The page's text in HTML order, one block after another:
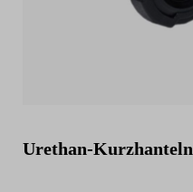
Urethan-Kurzhanteln